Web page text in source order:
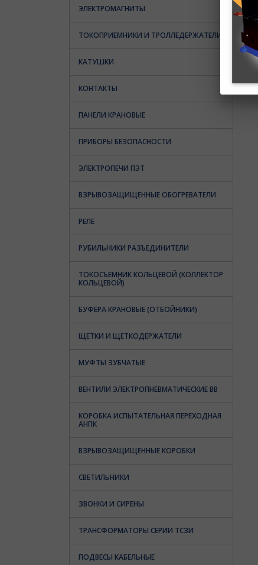
ЭЛЕКТРОМАГНИТЫ
ТОКОПРИЕМНИКИ И ТРОЛЛЕДЕРЖАТЕЛИ
КАТУШКИ
КОНТАКТЫ
ПАНЕЛИ КРАНОВЫЕ
ПРИБОРЫ БЕЗОПАСНОСТИ
ЭЛЕКТРОПЕЧИ ПЭТ
ВЗРЫВОЗАЩИЩЕННЫЕ ОБОГРЕВАТЕЛИ
РЕЛЕ
РУБИЛЬНИКИ РАЗЪЕДИНИТЕЛИ
ТОКОСЪЕМНИК КОЛЬЦЕВОЙ (КОЛЛЕКТОР
КОЛЬЦЕВОЙ)
БУФЕРА КРАНОВЫЕ (ОТБОЙНИКИ)
ЩЕТКИ И ЩЕТКОДЕРЖАТЕЛИ
МУФТЫ ЗУБЧАТЫЕ
ВЕНТИЛИ ЭЛЕКТРОПНЕВМАТИЧЕСКИЕ ВВ
КОРОБКА ИСПЫТАТЕЛЬНАЯ ПЕРЕХОДНАЯ
АНПК
ВЗРЫВОЗАЩИЩЕННЫЕ КОРОБКИ
СВЕТИЛЬНИКИ
ЗВОНКИ И СИРЕНЫ
ТРАНСФОРМАТОРЫ СЕРИИ ТСЗИ
ПОДВЕСЫ КАБЕЛЬНЫЕ